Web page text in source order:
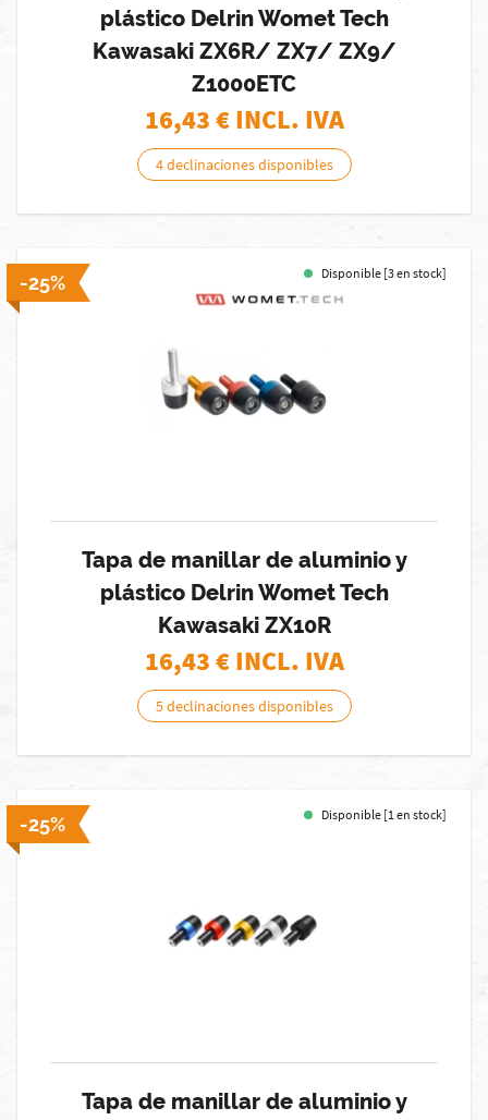
plástico Delrin Womet Tech
Kawasaki ZX6R/ ZX7/ ZX9/
Z1000ETC
16,43€ INCL. IVA
4 declinaciones disponibles
-25% Disponible [3 en stock]
Tapa de manillar de aluminio y
plástico Delrin Womet Tech
Kawasaki ZX10R
16,43€ INCL. IVA
5 declinaciones disponibles
-25% Disponible [1 en stock]
Tapa de manillar de aluminio y